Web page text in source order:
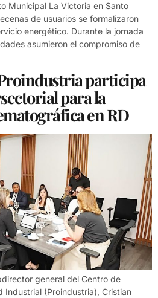
Municipal La Victoria en Santo
de usuarios se formalizaron
energético. Durante la jornada
asumieron el compromiso de
participa
para la
en RD
general del Centro de
Industrial (Proindustria), Cristian